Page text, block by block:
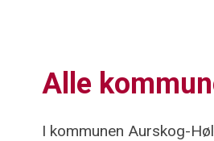
Alle
I kommunen Aurskog-